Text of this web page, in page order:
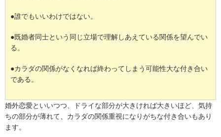
●誰でもいいわけではない。
●既婚者同士という同じ立場で理解しあえている関係を望んでい
る。
●カラダの関係がなくなれば終わってしまう可能性大な付き合い
である。
婚外恋愛といいつつ、ドライな部分が大きければ大きいほど、気持
ちの部分が薄れて、カラダの関係重視になりがちな付き合いもあり
ます。